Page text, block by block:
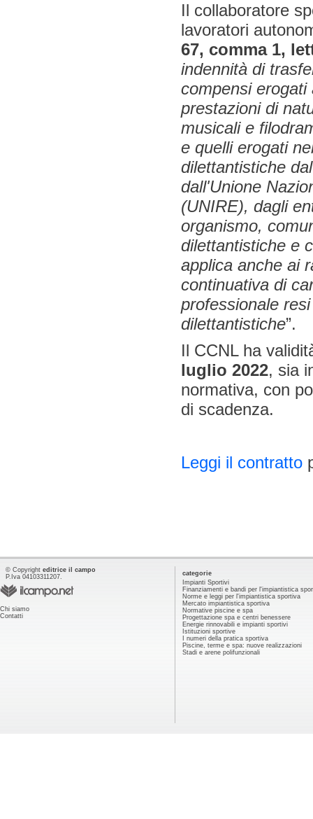
Il collaboratore
lavoratori
67, comma 1,
indennità di
compensi
prestazioni di
musicali e
e quelli erogati
dilettantistiche
dall'Unione
(UNIRE), dagli
organismo,
dilettantistiche e
applica anche ai
continuativa di
professionale
dilettantistiche”.
Il CCNL ha
luglio 2022, sia
normativa, con
di scadenza.
Leggi il contratto
© Copyright editrice il campo
P.Iva 04103311207.
Chi siamo
Contatti
categorie
Impianti Sportivi
Finanziamenti e bandi per l'impiantistica
Norme e leggi per l'impiantistica sportiva
Mercato impiantistica sportiva
Normative piscine e spa
Progettazione spa e centri benessere
Energie rinnovabili e impianti sportivi
Istituzioni sportive
I numeri della pratica sportiva
Piscine, terme e spa: nuove realizzazioni
Stadi e arene polifunzionali